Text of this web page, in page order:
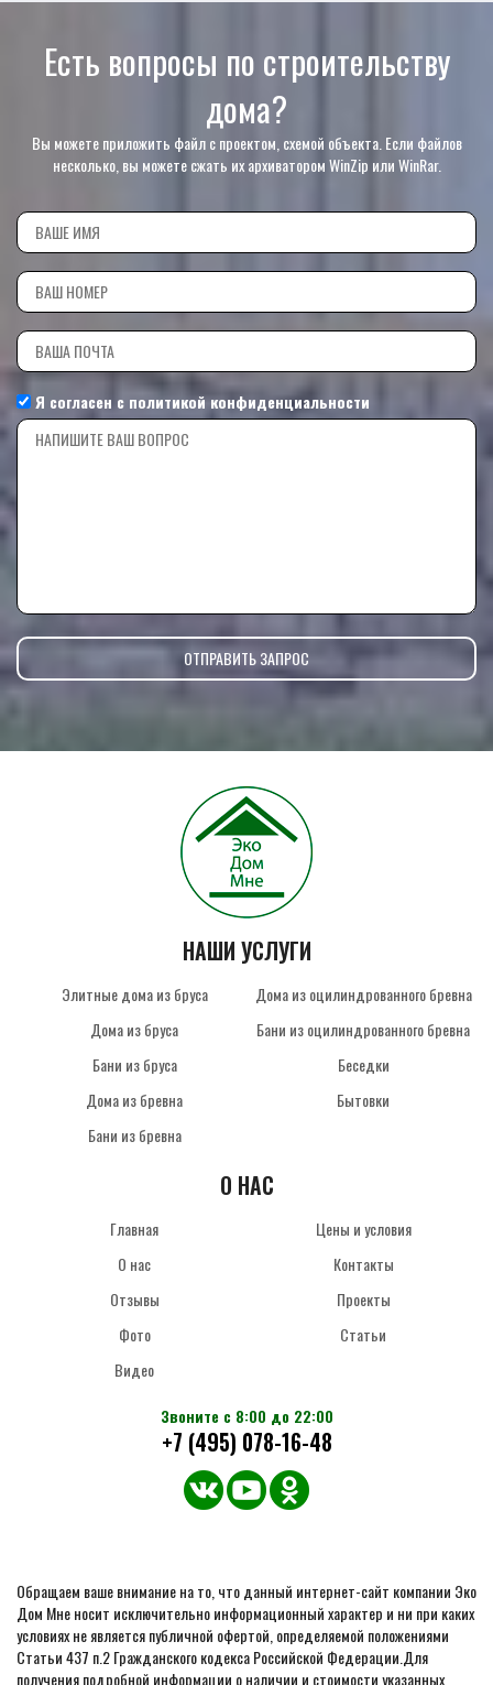
Есть вопросы по строительству
дома?
Вы можете приложить файл с проектом, схемой объекта. Если файлов
несколько, вы можете сжать их архиватором WinZip или WinRar.
Я согласен с политикой конфиденциальности
НАШИ УСЛУГИ
Элитные дома из бруса
Дома из бруса
Бани из бруса
Дома из бревна
Бани из бревна
Дома из оцилиндрованного бревна
Бани из оцилиндрованного бревна
Беседки
Бытовки
О НАС
Главная
О нас
Отзывы
Фото
Видео
Цены и условия
Контакты
Проекты
Статьи
Звоните с 8:00 до 22:00
+7 (495) 078-16-48
Обращаем ваше внимание на то, что данный интернет-сайт компании Эко
Дом Мне носит исключительно информационный характер и ни при каких
условиях не является публичной офертой, определяемой положениями
Статьи 437 п.2 Гражданского кодекса Российской Федерации.Для
получения подробной информации о наличии и стоимости указанных